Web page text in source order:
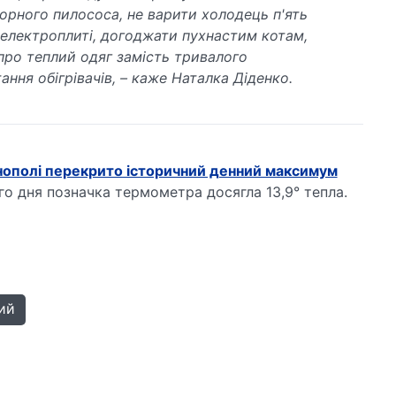
пилососа, не варити холодець п'ять
догоджати пухнастим котам,
теплий одяг замість тривалого
обігрівачів, – каже Наталка Діденко.
перекрито історичний денний максимум
дня позначка термометра досягла 13,9° тепла.